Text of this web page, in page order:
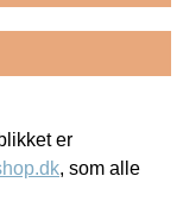
er
, som alle